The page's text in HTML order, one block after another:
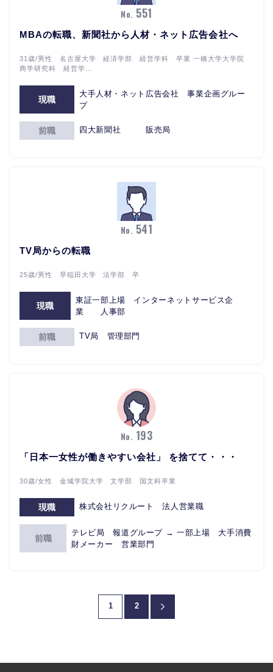
No. 551
MBAの転職、新聞社から人材・ネット広告会社へ
31歳/男性 名古屋大学 経済学部 経営学科 卒業 一橋大学大学院
商学研究科 経営学...
現職
大手人材・ネット広告会社 事業企画グルー
プ
前職 四大新聞社 販売局
No. 541
TV局からの転職
25歳/男性 早稲田大学 法学部 卒
現職
東証一部上場 インターネットサービス企
業 人事部
前職 TV局 管理部門
No. 193
「日本一女性が働きやすい会社」 を捨てて・・・
30歳/女性 金城学院大学 文学部 国文科卒業
現職 株式会社リクルート 法人営業職
前職
テレビ局 報道グループ → 一部上場 大手消費
財メーカー 営業部門
1 2